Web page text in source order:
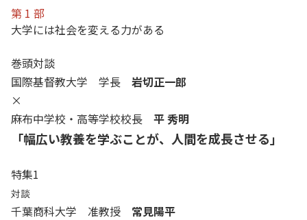
第 1 部
大学には社会を変える力がある
巻頭対談
国際基督教大学 学長 岩切正一郎
×
麻布中学校・高等学校校長 平 秀明
「幅広い教養を学ぶことが、人間を成長させる」
特集1
対談
千葉商科大学 准教授 常見陽平